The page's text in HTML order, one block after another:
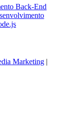
Back-End
Marketing |